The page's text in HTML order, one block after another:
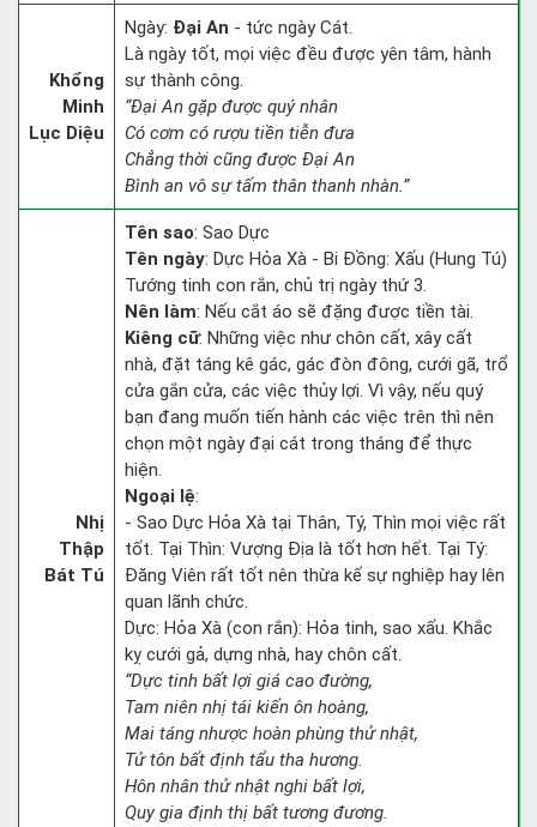
Khổng
Minh
Lục Diệu
Ngày: Đại An - tức ngày Cát.
Là ngày tốt, mọi việc đều được yên tâm, hành
sự thành công.
“Đại An gặp được quý nhân
Có cơm có rượu tiền tiễn đưa
Chẳng thời cũng được Đại An
Bình an vô sự tấm thân thanh nhàn.”
Nhị
Thập
Bát Tú
Tên sao: Sao Dực
Tên ngày: Dực Hỏa Xà - Bi Đồng: Xấu (Hung Tú)
Tướng tinh con rắn, chủ trị ngày thứ 3.
Nên làm: Nếu cắt áo sẽ đặng được tiền tài.
Kiêng cữ: Những việc như chôn cất, xây cất
nhà, đặt táng kê gác, gác đòn đông, cưới gã, trổ
cửa gắn cửa, các việc thủy lợi. Vì vậy, nếu quý
bạn đang muốn tiến hành các việc trên thì nên
chọn một ngày đại cát trong tháng để thực
hiện.
Ngoại lệ:
- Sao Dực Hỏa Xà tại Thân, Tý, Thìn mọi việc rất
tốt. Tại Thìn: Vượng Địa là tốt hơn hết. Tại Tý:
Đăng Viên rất tốt nên thừa kế sự nghiệp hay lên
quan lãnh chức.
Dực: Hỏa Xà (con rắn): Hỏa tinh, sao xấu. Khắc
kỵ cưới gả, dựng nhà, hay chôn cất.
“Dực tinh bất lợi giá cao đường,
Tam niên nhị tái kiến ôn hoàng,
Mai táng nhược hoàn phùng thử nhật,
Tử tôn bất định tẩu tha hương.
Hôn nhân thử nhật nghi bất lợi,
Quy gia định thị bất tương đương.